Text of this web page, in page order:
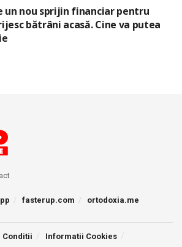
nou sprijin financiar pentru
bătrâni acasă. Cine va putea
fasterup.com ortodoxia.me
Conditii Informatii Cookies